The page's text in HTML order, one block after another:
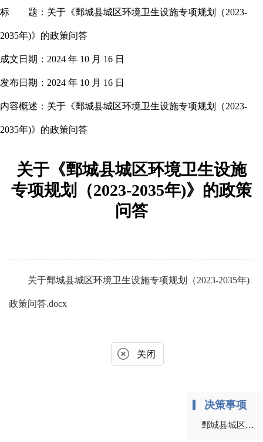
标 题： 关于《鄄城县城区环境卫生设施专项规划（2023-
2035年)》的政策问答
成文日期： 2024 年 10 月 16 日
发布日期： 2024 年 10 月 16 日
内容概述： 关于《鄄城县城区环境卫生设施专项规划（2023-
2035年)》的政策问答
关于《鄄城县城区环境卫生设施
专项规划（2023-2035年)》的政策
问答
关于鄄城县城区环境卫生设施专项规划（2023-2035年)
政策问答.docx
关闭
决策事项
鄄城县城区环境卫生设施专项规划（2023-2035年）